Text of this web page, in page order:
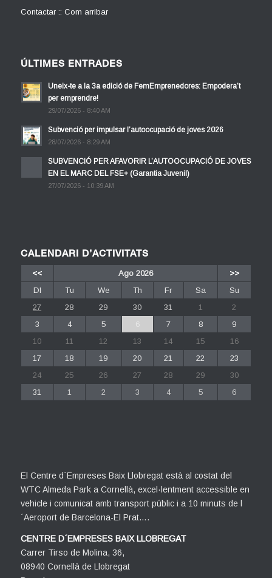
Contactar :: Com arribar
ÚLTIMES ENTRADES
Uneix-te a la 3a edició de FemEmprenedores: Empodera’t
per emprendre!
29/07/2026 - 8:40 AM
Subvenció per impulsar l’autoocupació de joves 2026
28/07/2026 - 8:29 AM
SUBVENCIÓ PER AFAVORIR L’AUTOOCUPACIÓ DE JOVES
EN EL MARC DEL FSE+ (Garantia Juvenil)
27/07/2026 - 10:39 AM
CALENDARI D’ACTIVITATS
<< Ago 2026
>>
Dl
Tu We Th Fr Sa
Su
27
28 29 30 31 1
2
3
4 5 6 7 8
9
10
11 12 13 14 15
16
17
18 19 20 21 22
23
24
25 26 27 28 29
30
31
1 2 3 4 5 6
El Centre d´Empreses Baix Llobregat està al costat del
WTC Almeda Park a Cornellà, excel·lentment accessible en
vehicle i comunicat amb transport públic i a 10 minuts de l
´Aeroport de Barcelona-El Prat….
CENTRE D´EMPRESES BAIX LLOBREGAT
Carrer Tirso de Molina, 36,
08940 Cornellà de Llobregat